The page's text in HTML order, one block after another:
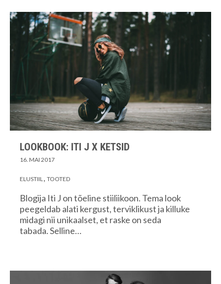
LOOKBOOK: ITI J X KETSID
16. MAI 2017
ELUSTIIL TOOTED
Blogija Iti J on tõeline stiiliikoon. Tema look
peegeldab alati kergust, terviklikust ja killuke
midagi nii unikaalset, et raske on seda
tabada. Selline…